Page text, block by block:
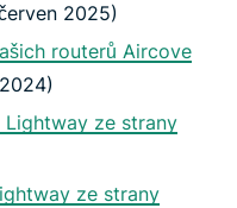
2025)
routerů Aircove
ze strany
ze strany